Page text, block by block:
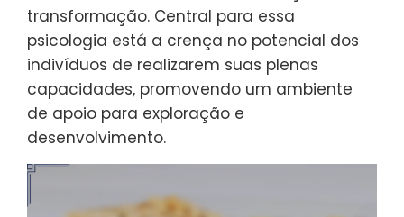
transformação. Central para essa
psicologia está a crença no potencial dos
indivíduos de realizarem suas plenas
capacidades, promovendo um ambiente
de apoio para exploração e
desenvolvimento.